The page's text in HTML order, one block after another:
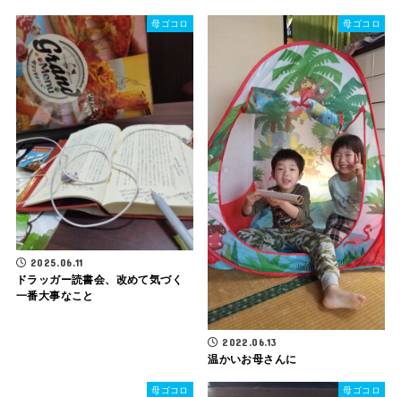
母ゴコロ
2025.06.11
ドラッガー読書会、改めて気づく
一番大事なこと
母ゴコロ
2022.06.13
温かいお母さんに
母ゴコロ 母ゴコロ